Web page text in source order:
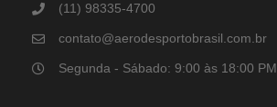
(11) 98335-4700
contato@aerodesportobrasil.com.br
Segunda - Sábado: 9:00 às 18:00 PM